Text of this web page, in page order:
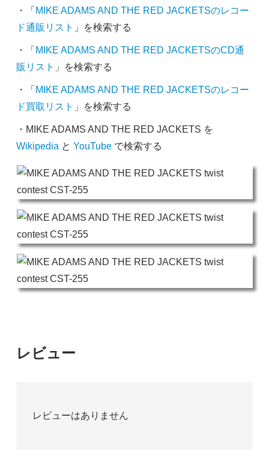
・「 MIKE ADAMS AND THE RED JACKETSのレコー
ド通販リスト 」を検索する
・「 MIKE ADAMS AND THE RED JACKETSのCD通
販リスト 」を検索する
・「 MIKE ADAMS AND THE RED JACKETSのレコー
ド買取リスト 」を検索する
・MIKE ADAMS AND THE RED JACKETS を
Wikipedia と YouTubeで検索する
レビュー
レビューはありません